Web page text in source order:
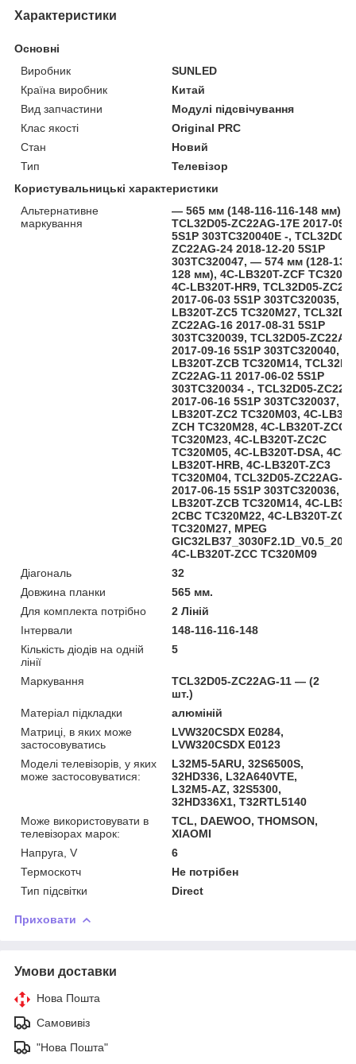
Характеристики
Основні
Виробник
SUNLED
Країна виробник
Китай
Вид запчастини
Модулі підсвічування
Клас якості
Original PRC
Стан
Новий
Тип
Телевізор
Користувальницькі характеристики
Альтернативне
маркування
— 565 мм (148-116-116-148 мм),
TCL32D05-ZC22AG-17E 2017-09-
5S1P 303TC320040E -, TCL32D05-
ZC22AG-24 2018-12-20 5S1P
303TC320047, — 574 мм (128-
128 мм), 4C-LB320T-ZCF
4C-LB320T-HR9, TCL32D05-
2017-06-03 5S1P 303TC320035,
LB320T-ZC5 TC320M27,
ZC22AG-16 2017-08-31 5S1P
303TC320039, TCL32D05-
2017-09-16 5S1P 303TC320040,
LB320T-ZCB TC320M14,
ZC22AG-11 2017-06-02 5S1P
303TC320034 -, TCL32D05-
2017-06-16 5S1P 303TC320037,
LB320T-ZC2 TC320M03, 4C-
ZCH TC320M28, 4C-LB320T-ZCG
TC320M23, 4C-LB320T-ZC2C
TC320M05, 4C-LB320T-DSA, 4C-
LB320T-HRB, 4C-LB320T-ZC3
TC320M04, TCL32D05-ZC22AG-13
2017-06-15 5S1P 303TC320036,
LB320T-ZCB TC320M14, 4C-
2CBC TC320M22, 4C-LB320T-ZC5
TC320M27, MPEG
4C-LB320T-ZCC TC320M09
Діагональ
32
Довжина планки
565 мм.
Для комплекта потрібно
2 Ліній
Інтервали
148-116-116-148
Кількість діодів на одній
лінії
5
Маркування
TCL32D05-ZC22AG-11 — (2
шт.)
Матеріал підкладки
алюміній
Матриці, в яких може
застосовуватись
LVW320CSDX E0284,
LVW320CSDX E0123
Моделі телевізорів, у яких
може застосовуватися:
L32M5-5ARU, 32S6500S,
32HD336, L32A640VTE,
L32M5-AZ, 32S5300,
32HD336X1, T32RTL5140
Може використовувати в
телевізорах марок:
TCL, DAEWOO, THOMSON,
XIAOMI
Напруга, V
6
Термоскотч
Не потрібен
Тип підсвітки
Direct
Приховати
Умови доставки
Нова Пошта
Самовивіз
"Нова Пошта"